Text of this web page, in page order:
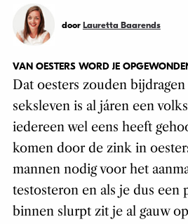
door Lauretta Baarends
VAN OESTERS WORD JE
Dat oesters zouden
seksleven is al járen een
iedereen wel eens heeft
komen door de zink in
mannen nodig voor het
testosteron en als je dus een
binnen slurpt zit je al gauw